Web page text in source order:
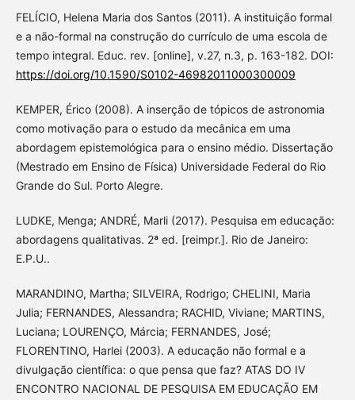
FELÍCIO, Helena Maria dos Santos (2011). A instituição formal
e a não-formal na construção do currículo de uma escola de
tempo integral. Educ. rev. [online], v.27, n.3, p. 163-182. DOI:
https://doi.org/10.1590/S0102-46982011000300009
KEMPER, Érico (2008). A inserção de tópicos de astronomia
como motivação para o estudo da mecânica em uma
abordagem epistemológica para o ensino médio. Dissertação
(Mestrado em Ensino de Física) Universidade Federal do Rio
Grande do Sul. Porto Alegre.
LUDKE, Menga; ANDRÉ, Marli (2017). Pesquisa em educação:
abordagens qualitativas. 2ª ed. [reimpr.]. Rio de Janeiro:
E.P.U..
MARANDINO, Martha; SILVEIRA, Rodrigo; CHELINI, Maria
Julia; FERNANDES, Alessandra; RACHID, Viviane; MARTINS,
Luciana; LOURENÇO, Márcia; FERNANDES, José;
FLORENTINO, Harlei (2003). A educação não formal e a
divulgação científica: o que pensa que faz? ATAS DO IV
ENCONTRO NACIONAL DE PESQUISA EM EDUCAÇÃO EM